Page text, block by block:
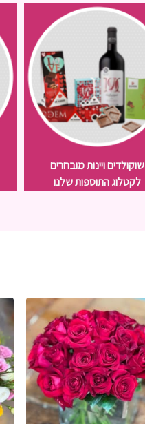
שוקולדים ויינות מובחרים
לקטלוג התוספות שלנו